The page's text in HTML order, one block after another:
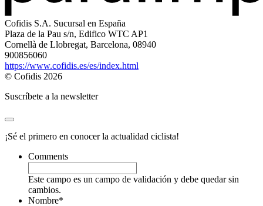
Cofidis S.A. Sucursal en España
Plaza de la Pau s/n, Edifico WTC AP1
Cornellà de Llobregat, Barcelona, 08940
900856060
https://www.cofidis.es/es/index.html
© Cofidis 2026
Suscríbete a la newsletter
¡Sé el primero en conocer la actualidad ciclista!
Comments
Este campo es un campo de validación y debe quedar sin
cambios.
Nombre*